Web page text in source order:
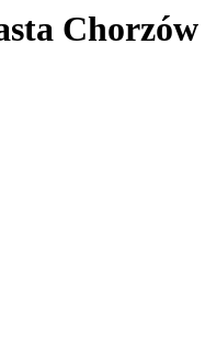
Chorzów